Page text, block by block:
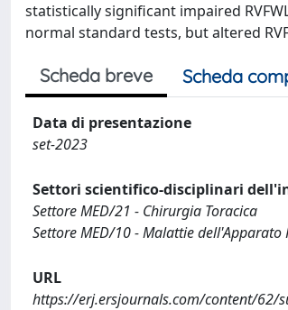
statistically significant impaired
normal standard tests, but altered
Scheda breve Scheda
Data di presentazione
set-2023
Settori scientifico-disciplinari
Settore MED/21 - Chirurgia Toracica
Settore MED/10 - Malattie dell'Apparato
URL
https://erj.ersjournals.com/content/62/